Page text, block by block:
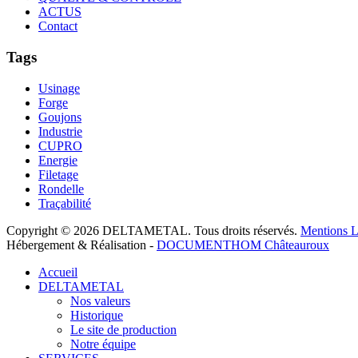
ACTUS
Contact
Tags
Usinage
Forge
Goujons
Industrie
CUPRO
Energie
Filetage
Rondelle
Traçabilité
Copyright © 2026 DELTAMETAL. Tous droits réservés. Mentions
Hébergement & Réalisation - DOCUMENTHOM Châteauroux
Accueil
DELTAMETAL
Nos valeurs
Historique
Le site de production
Notre équipe